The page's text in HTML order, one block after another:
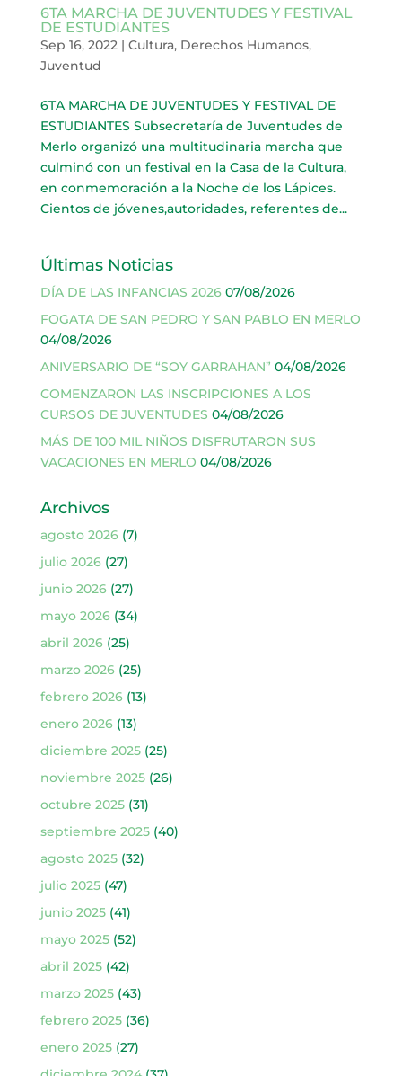
6TA MARCHA DE JUVENTUDES Y FESTIVAL
DE ESTUDIANTES
Sep 16, 2022| Cultura, Derechos Humanos,
Juventud
6TA MARCHA DE JUVENTUDES Y FESTIVAL DE
ESTUDIANTES Subsecretaría de Juventudes de
Merlo organizó una multitudinaria marcha que
culminó con un festival en la Casa de la Cultura,
en conmemoración a la Noche de los Lápices.
Cientos de jóvenes,autoridades, referentes de...
Últimas Noticias
DÍA DE LAS INFANCIAS 2026 07/08/2026
FOGATA DE SAN PEDRO Y SAN PABLO EN MERLO
04/08/2026
ANIVERSARIO DE “SOY GARRAHAN” 04/08/2026
COMENZARON LAS INSCRIPCIONES A LOS
CURSOS DE JUVENTUDES 04/08/2026
MÁS DE 100 MIL NIÑOS DISFRUTARON SUS
VACACIONES EN MERLO 04/08/2026
Archivos
agosto 2026(7)
julio 2026(27)
junio 2026(27)
mayo 2026(34)
abril 2026(25)
marzo 2026(25)
febrero 2026(13)
enero 2026(13)
diciembre 2025(25)
noviembre 2025(26)
octubre 2025(31)
septiembre 2025(40)
agosto 2025(32)
julio 2025(47)
junio 2025(41)
mayo 2025(52)
abril 2025(42)
marzo 2025(43)
febrero 2025(36)
enero 2025(27)